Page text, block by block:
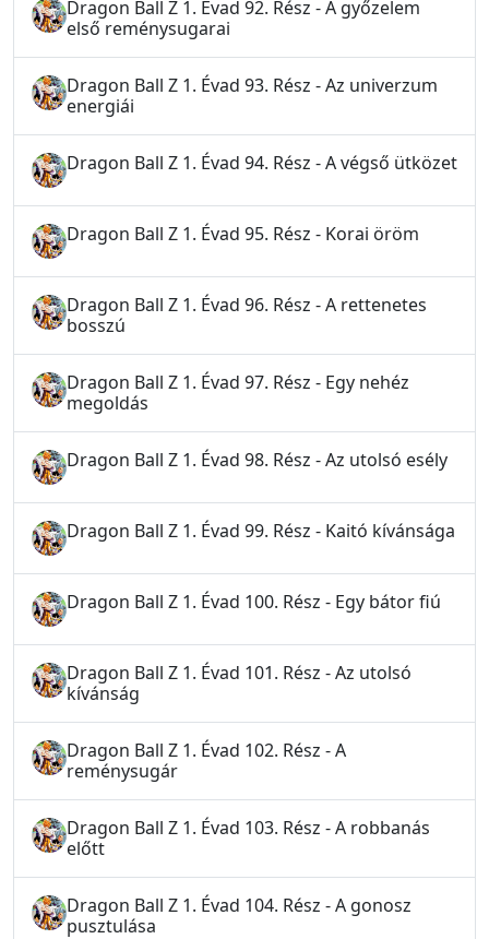
Dragon Ball Z 1. Évad 92. Rész - A győzelem
első reménysugarai
Dragon Ball Z 1. Évad 93. Rész - Az univerzum
energiái
Dragon Ball Z 1. Évad 94. Rész - A végső ütközet
Dragon Ball Z 1. Évad 95. Rész - Korai öröm
Dragon Ball Z 1. Évad 96. Rész - A rettenetes
bosszú
Dragon Ball Z 1. Évad 97. Rész - Egy nehéz
megoldás
Dragon Ball Z 1. Évad 98. Rész - Az utolsó esély
Dragon Ball Z 1. Évad 99. Rész - Kaitó kívánsága
Dragon Ball Z 1. Évad 100. Rész - Egy bátor fiú
Dragon Ball Z 1. Évad 101. Rész - Az utolsó
kívánság
Dragon Ball Z 1. Évad 102. Rész - A
reménysugár
Dragon Ball Z 1. Évad 103. Rész - A robbanás
előtt
Dragon Ball Z 1. Évad 104. Rész - A gonosz
pusztulása